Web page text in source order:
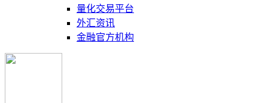
量化交易平台
外汇资讯
金融官方机构